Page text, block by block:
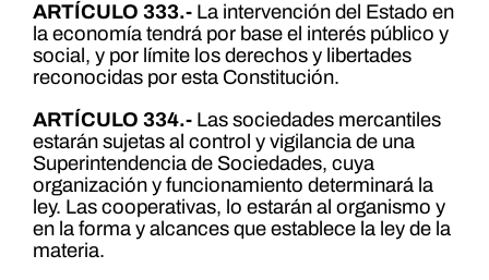
ARTÍCULO 333.- La intervención del Estado en
la economía tendrá por base el interés público y
social, y por límite los derechos y libertades
reconocidas por esta Constitución.
ARTÍCULO 334.-Las sociedades mercantiles
estarán sujetas al control y vigilancia de una
Superintendencia de Sociedades, cuya
organización y funcionamiento determinará la
ley. Las cooperativas, lo estarán al organismo y
en la forma y alcances que establece la ley de la
materia.